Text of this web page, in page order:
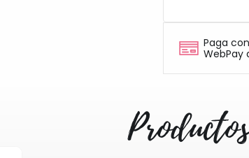
Paga
WebPay